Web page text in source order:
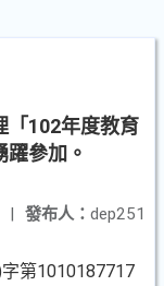
「102年度教育
參加。
發布人： dep251
|
第1010187717